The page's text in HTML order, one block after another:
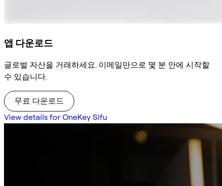
앱 다운로드
글로벌 자산을 거래하세요. 이메일만으로 몇 분 안에 시작할
수 있습니다.
무료 다운로드
View details for OneKey Sifu